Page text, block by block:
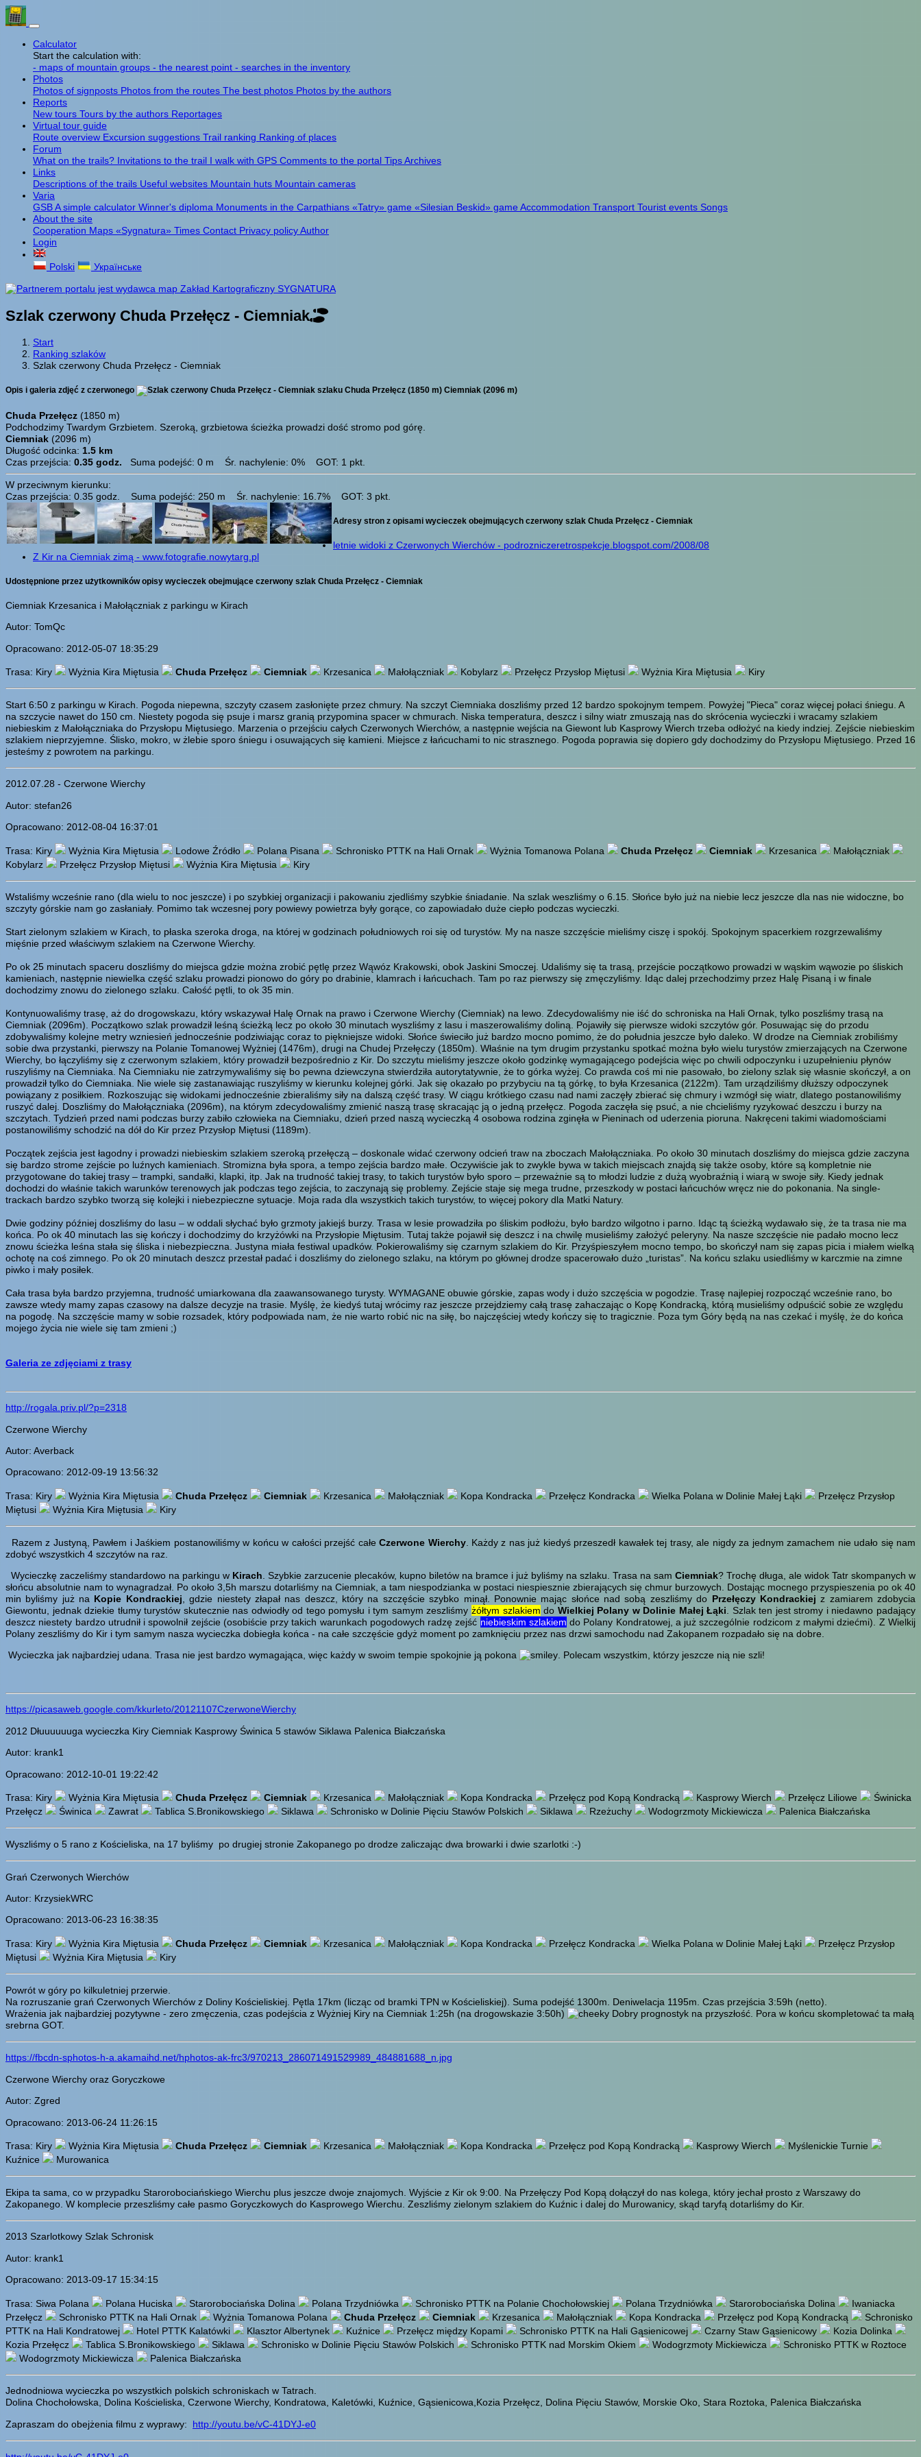
Calculator
Start the calculation with:
- maps of mountain groups - the nearest point - searches in the inventory
Photos
Photos of signposts Photos from the routes The best photos Photos by the authors
Reports
New tours Tours by the authors Reportages
Virtual tour guide
Route overview Excursion suggestions Trail ranking Ranking of places
Forum
What on the trails? Invitations to the trail I walk with GPS Comments to the portal TipsArchives
Links
Descriptions of the trails Useful websites Mountain huts Mountain cameras
Varia
GSBA simple calculator Winner's diploma Monuments in the Carpathians «Tatry» game «Silesian Beskid» game Accommodation Transport Tourist events Songs
About the site
Cooperation Maps «Sygnatura» Times Contact Privacy policyAuthor
Login
Polski Українське
Szlak czerwony Chuda Przełęcz - Ciemniak
Start
Ranking szlaków
Szlak czerwony Chuda Przełęcz - Ciemniak
Opis i galeria zdjęć z czerwonego szlaku Chuda Przełęcz (1850 m) Ciemniak (2096 m)
Chuda Przełęcz (1850 m)
Podchodzimy Twardym Grzbietem. Szeroką, grzbietowa ścieżka prowadzi dość stromo pod górę.
Ciemniak (2096 m)
Długość odcinka: 1.5 km
Czas przejścia: 0.35 godz. Suma podejść: 0 m Śr. nachylenie: 0% GOT: 1 pkt.
W przeciwnym kierunku:
Czas przejścia: 0.35 godz. Suma podejść: 250 m Śr. nachylenie: 16.7% GOT: 3 pkt.
Adresy stron z opisami wycieczek obejmujących czerwony szlak Chuda Przełęcz - Ciemniak
letnie widoki z Czerwonych Wierchów - podrozniczeretrospekcje.blogspot.com/2008/08
Z Kir na Ciemniak zimą - www.fotografie.nowytarg.pl
Udostępnione przez użytkowników opisy wycieczek obejmujące czerwony szlak Chuda Przełęcz - Ciemniak
Ciemniak Krzesanica i Małołączniak z parkingu w Kirach
Autor: TomQc
Opracowano: 2012-05-07 18:35:29
Trasa: Kiry Wyżnia Kira Miętusia Chuda Przełęcz Ciemniak Krzesanica Małołączniak Kobylarz Przełęcz Przysłop Miętusi Wyżnia Kira Miętusia Kiry
Start 6:50 z parkingu w Kirach. Pogoda niepewna, szczyty czasem zasłonięte przez chmury. Na szczyt Ciemniaka doszliśmy przed 12 bardzo spokojnym tempem. Powyżej "Pieca" coraz więcej połaci śniegu. A
na szczycie nawet do 150 cm. Niestety pogoda się psuje i marsz granią przypomina spacer w chmurach. Niska temperatura, deszcz i silny wiatr zmuszają nas do skrócenia wycieczki i wracamy szlakiem
niebieskim z Małołączniaka do Przysłopu Miętusiego. Marzenia o przejściu całych Czerwonych Wierchów, a następnie wejścia na Giewont lub Kasprowy Wierch trzeba odłożyć na kiedy indziej. Zejście niebieskim
szlakiem nieprzyjemne. Ślisko, mokro, w żlebie sporo śniegu i osuwających się kamieni. Miejsce z łańcuchami to nic strasznego. Pogoda poprawia się dopiero gdy dochodzimy do Przysłopu Miętusiego. Przed 16
jesteśmy z powrotem na parkingu.
2012.07.28 - Czerwone Wierchy
Autor: stefan26
Opracowano: 2012-08-04 16:37:01
Trasa: Kiry Wyżnia Kira Miętusia Lodowe Źródło Polana Pisana Schronisko PTTK na Hali Ornak Wyżnia Tomanowa Polana Chuda Przełęcz Ciemniak Krzesanica
Małołączniak
Kobylarz
Przełęcz Przysłop Miętusi Wyżnia Kira Miętusia Kiry
Wstaliśmy wcześnie rano (dla wielu to noc jeszcze) i po szybkiej organizacji i pakowaniu zjedliśmy szybkie śniadanie. Na szlak weszliśmy o 6.15. Słońce było już na niebie lecz jeszcze dla nas nie widoczne, bo
szczyty górskie nam go zasłaniały. Pomimo tak wczesnej pory powiewy powietrza były gorące, co zapowiadało duże ciepło podczas wycieczki.
Start zielonym szlakiem w Kirach, to płaska szeroka droga, na której w godzinach południowych roi się od turystów. My na nasze szczęście mieliśmy ciszę i spokój. Spokojnym spacerkiem rozgrzewaliśmy
mięśnie przed właściwym szlakiem na Czerwone Wierchy.
Po ok 25 minutach spaceru doszliśmy do miejsca gdzie można zrobić pętlę przez Wąwóz Krakowski, obok Jaskini Smoczej. Udaliśmy się ta trasą, przejście początkowo prowadzi w wąskim wąwozie po śliskich
kamieniach, następnie niewielka część szlaku prowadzi pionowo do góry po drabinie, klamrach i łańcuchach. Tam po raz pierwszy się zmęczyliśmy. Idąc dalej przechodzimy przez Halę Pisaną i w finale
dochodzimy znowu do zielonego szlaku. Całość pętli, to ok 35 min.
Kontynuowaliśmy trasę, aż do drogowskazu, który wskazywał Halę Ornak na prawo i Czerwone Wierchy (Ciemniak) na lewo. Zdecydowaliśmy nie iść do schroniska na Hali Ornak, tylko poszliśmy trasą na
Ciemniak (2096m). Początkowo szlak prowadził leśną ścieżką lecz po około 30 minutach wyszliśmy z lasu i maszerowaliśmy doliną. Pojawiły się pierwsze widoki szczytów gór. Posuwając się do przodu
zdobywaliśmy kolejne metry wzniesień jednocześnie podziwiając coraz to piękniejsze widoki. Słońce świeciło już bardzo mocno pomimo, że do południa jeszcze było daleko. W drodze na Ciemniak zrobiliśmy
sobie dwa przystanki, pierwszy na Polanie Tomanowej Wyżniej (1476m), drugi na Chudej Przełęczy (1850m). Właśnie na tym drugim przystanku spotkać można było wielu turystów zmierzających na Czerwone
Wierchy, bo łączyliśmy się z czerwonym szlakiem, który prowadził bezpośrednio z Kir. Do szczytu mieliśmy jeszcze około godzinkę wymagającego podejścia więc po chwili odpoczynku i uzupełnieniu płynów
ruszyliśmy na Ciemniaka. Na Ciemniaku nie zatrzymywaliśmy się bo pewna dziewczyna stwierdziła autorytatywnie, że to górka wyżej. Co prawda coś mi nie pasowało, bo zielony szlak się własnie skończył, a on
prowadził tylko do Ciemniaka. Nie wiele się zastanawiając ruszyliśmy w kierunku kolejnej górki. Jak się okazało po przybyciu na tą górkę, to była Krzesanica (2122m). Tam urządziliśmy dłuższy odpoczynek
powiązany z posiłkiem. Rozkoszując się widokami jednocześnie zbieraliśmy siły na dalszą część trasy. W ciągu krótkiego czasu nad nami zaczęły zbierać się chmury i wzmógł się wiatr, dlatego postanowiliśmy
ruszyć dalej. Doszliśmy do Małołączniaka (2096m), na którym zdecydowaliśmy zmienić naszą trasę skracając ją o jedną przełęcz. Pogoda zaczęła się psuć, a nie chcieliśmy ryzykować deszczu i burzy na
szczytach. Tydzień przed nami podczas burzy zabiło człowieka na Ciemniaku, dzień przed naszą wycieczką 4 osobowa rodzina zginęła w Pieninach od uderzenia pioruna. Nakręceni takimi wiadomościami
postanowiliśmy schodzić na dół do Kir przez Przysłop Miętusi (1189m).
Początek zejścia jest łagodny i prowadzi niebieskim szlakiem szeroką przełęczą – doskonale widać czerwony odcień traw na zboczach Małołączniaka. Po około 30 minutach doszliśmy do miejsca gdzie zaczyna
się bardzo strome zejście po luźnych kamieniach. Stromizna była spora, a tempo zejścia bardzo małe. Oczywiście jak to zwykle bywa w takich miejscach znajdą się także osoby, które są kompletnie nie
przygotowane do takiej trasy – trampki, sandałki, klapki, itp. Jak na trudność takiej trasy, to takich turystów było sporo – przeważnie są to młodzi ludzie z dużą wyobraźnią i wiarą w swoje siły. Kiedy jednak
dochodzi do właśnie takich warunków terenowych jak podczas tego zejścia, to zaczynają się problemy. Zejście staje się mega trudne, przeszkody w postaci łańcuchów wręcz nie do pokonania. Na single-
trackach bardzo szybko tworzą się kolejki i niebezpieczne sytuacje. Moja rada dla wszystkich takich turystów, to więcej pokory dla Matki Natury.
Dwie godziny później doszliśmy do lasu – w oddali słychać było grzmoty jakiejś burzy. Trasa w lesie prowadziła po śliskim podłożu, było bardzo wilgotno i parno. Idąc tą ścieżką wydawało się, że ta trasa nie ma
końca. Po ok 40 minutach las się kończy i dochodzimy do krzyżówki na Przysłopie Miętusim. Tutaj także pojawił się deszcz i na chwilę musieliśmy założyć peleryny. Na nasze szczęście nie padało mocno lecz
znowu ścieżka leśna stała się śliska i niebezpieczna. Justyna miała festiwal upadków. Pokierowaliśmy się czarnym szlakiem do Kir. Przyśpieszyłem mocno tempo, bo skończył nam się zapas picia i miałem wielką
ochotę na coś zimnego. Po ok 20 minutach deszcz przestał padać i doszliśmy do zielonego szlaku, na którym po głównej drodze spacerowało dużo „turistas”. Na końcu szlaku usiedliśmy w karczmie na zimne
piwko i mały posiłek.
Cała trasa była bardzo przyjemna, trudność umiarkowana dla zaawansowanego turysty. WYMAGANE obuwie górskie, zapas wody i dużo szczęścia w pogodzie. Trasę najlepiej rozpocząć wcześnie rano, bo
zawsze wtedy mamy zapas czasowy na dalsze decyzje na trasie. Myślę, że kiedyś tutaj wrócimy raz jeszcze przejdziemy całą trasę zahaczając o Kopę Kondracką, którą musieliśmy odpuścić sobie ze względu
na pogodę. Na szczęście mamy w sobie rozsadek, który podpowiada nam, że nie warto robić nic na siłę, bo najczęściej wtedy kończy się to tragicznie. Poza tym Góry będą na nas czekać i myślę, że do końca
mojego życia nie wiele się tam zmieni ;)
Galeria ze zdjęciami z trasy
http://rogala.priv.pl/?p=2318
Czerwone Wierchy
Autor: Averback
Opracowano: 2012-09-19 13:56:32
Trasa: Kiry Wyżnia Kira Miętusia Chuda Przełęcz Ciemniak Krzesanica Małołączniak Kopa Kondracka Przełęcz Kondracka Wielka Polana w Dolinie Małej Łąki
Przełęcz Przysłop
Miętusi
Wyżnia Kira Miętusia Kiry
Razem z Justyną, Pawłem i Jaśkiem postanowiliśmy w końcu w całości przejść całeCzerwone Wierchy. Każdy z nas już kiedyś przeszedł kawałek tej trasy, ale nigdy za jednym zamachem nie udało się nam
zdobyć wszystkich 4 szczytów na raz.
Wycieczkę zaczeliśmy standardowo na parkingu w Kirach . Szybkie zarzucenie plecaków, kupno biletów na bramce i już byliśmy na szlaku. Trasa na sam Ciemniak? Trochę długa, ale widok Tatr skompanych w
słońcu absolutnie nam to wynagradzał. Po około 3,5h marszu dotarliśmy na Ciemniak, a tam niespodzianka w postaci niespiesznie zbierających się chmur burzowych. Dostając mocnego przyspieszenia po ok 40
min byliśmy już na Kopie Kondrackiej , gdzie niestety złapał nas deszcz, który na szczęście szybko minął. Ponownie mając słońce nad sobą zeszliśmy do Przełęczy Kondrackiej z zamiarem zdobycia
Giewontu, jednak dziekie tłumy turystów skutecznie nas odwiodły od tego pomysłu i tym samym zeszliśmy żółtym szlakiem do Wielkiej Polany w Dolinie Małej Łąki . Szlak ten jest stromy i niedawno padający
deszcz niestety bardzo utrudnił i spowolnił zejście (osobiście przy takich warunkach pogodowych radzę zejść niebieskim szlakiem do Polany Kondratowej, a już szczególnie rodzicom z małymi dziećmi). Z Wielkij
Polany zeszliśmy do Kir i tym samym nasza wycieczka dobiegła końca - na całe szczęście gdyż moment po zamknięciu przez nas drzwi samochodu nad Zakopanem rozpadało się na dobre.
Wycieczka jak najbardziej udana. Trasa nie jest bardzo wymagająca, więc każdy w swoim tempie spokojnie ją pokona
. Polecam wszystkim, którzy jeszcze nią nie szli!
https://picasaweb.google.com/kkurleto/20121107CzerwoneWierchy
2012 Dłuuuuuuga wycieczka Kiry Ciemniak Kasprowy Świnica 5 stawów Siklawa Palenica Białczańska
Autor: krank1
Opracowano: 2012-10-01 19:22:42
Trasa: Kiry Wyżnia Kira Miętusia Chuda Przełęcz Ciemniak Krzesanica Małołączniak Kopa Kondracka Przełęcz pod Kopą Kondracką Kasprowy Wierch Przełęcz Liliowe
Świnicka
Przełęcz
Świnica Zawrat Tablica S.Bronikowskiego Siklawa Schronisko w Dolinie Pięciu Stawów Polskich Siklawa Rzeżuchy Wodogrzmoty Mickiewicza Palenica Białczańska
Wyszliśmy o 5 rano z Kościeliska, na 17 byliśmy po drugiej stronie Zakopanego po drodze zaliczając dwa browarki i dwie szarlotki :-)
Grań Czerwonych Wierchów
Autor: KrzysiekWRC
Opracowano: 2013-06-23 16:38:35
Trasa: Kiry Wyżnia Kira Miętusia Chuda Przełęcz Ciemniak Krzesanica Małołączniak Kopa Kondracka Przełęcz Kondracka Wielka Polana w Dolinie Małej Łąki
Przełęcz Przysłop
Miętusi
Wyżnia Kira Miętusia Kiry
Powrót w góry po kilkuletniej przerwie.
Na rozruszanie grań Czerwonych Wierchów z Doliny Kościeliskiej. Pętla 17km (licząc od bramki TPN w Kościeliskiej). Suma podejść 1300m. Deniwelacja 1195m. Czas przejścia 3:59h (netto).
Wrażenia jak najbardziej pozytywne - zero zmęczenia, czas podejścia z Wyżniej Kiry na Ciemniak 1:25h (na drogowskazie 3:50h)
Dobry prognostyk na przyszłość. Pora w końcu skompletować ta małą
srebrna GOT.
https://fbcdn-sphotos-h-a.akamaihd.net/hphotos-ak-frc3/970213_286071491529989_484881688_n.jpg
Czerwone Wierchy oraz Goryczkowe
Autor: Zgred
Opracowano: 2013-06-24 11:26:15
Trasa: Kiry Wyżnia Kira Miętusia Chuda Przełęcz Ciemniak Krzesanica Małołączniak Kopa Kondracka Przełęcz pod Kopą Kondracką Kasprowy Wierch
Myślenickie Turnie
Kuźnice
Murowanica
Ekipa ta sama, co w przypadku Starorobociańskiego Wierchu plus jeszcze dwoje znajomych. Wyjście z Kir ok 9:00. Na Przełęczy Pod Kopą dołączył do nas kolega, który jechał prosto z Warszawy do
Zakopanego. W komplecie przeszliśmy całe pasmo Goryczkowych do Kasprowego Wierchu. Zeszliśmy zielonym szlakiem do Kuźnic i dalej do Murowanicy, skąd taryfą dotarliśmy do Kir.
2013 Szarlotkowy Szlak Schronisk
Autor: krank1
Opracowano: 2013-09-17 15:34:15
Trasa: Siwa Polana Polana Huciska Starorobociańska Dolina Polana Trzydniówka Schronisko PTTK na Polanie Chochołowskiej Polana Trzydniówka Starorobociańska Dolina
Iwaniacka
Przełęcz
Schronisko PTTK na Hali Ornak Wyżnia Tomanowa Polana Chuda Przełęcz Ciemniak Krzesanica Małołączniak Kopa Kondracka Przełęcz pod Kopą Kondracką
Schronisko
PTTK na Hali Kondratowej
Hotel PTTK Kalatówki Klasztor Albertynek Kuźnice Przełęcz między Kopami Schronisko PTTK na Hali Gąsienicowej Czarny Staw Gąsienicowy
Kozia Dolinka
Kozia Przełęcz
Tablica S.Bronikowskiego Siklawa Schronisko w Dolinie Pięciu Stawów Polskich Schronisko PTTK nad Morskim Okiem Wodogrzmoty Mickiewicza
Schronisko PTTK w Roztoce
Wodogrzmoty Mickiewicza
Palenica Białczańska
Jednodniowa wycieczka po wszystkich polskich schroniskach w Tatrach.
Dolina Chochołowska, Dolina Kościeliska, Czerwone Wierchy, Kondratowa, Kaletówki, Kuźnice, Gąsienicowa,Kozia Przełęcz, Dolina Pięciu Stawów, Morskie Oko, Stara Roztoka, Palenica Białczańska
Zapraszam do obejżenia filmu z wyprawy: http://youtu.be/vC-41DYJ-e0